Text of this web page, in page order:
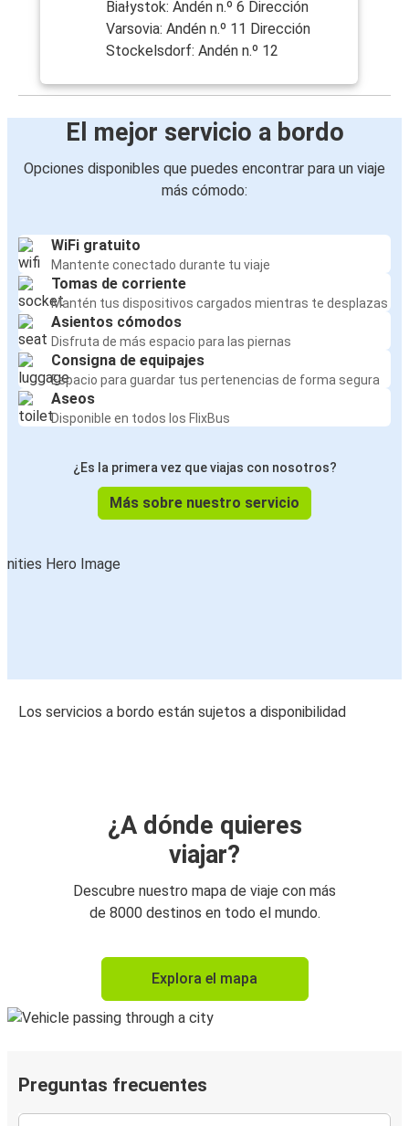
Białystok: Andén n.º 6 Dirección
Varsovia: Andén n.º 11 Dirección
Stockelsdorf: Andén n.º 12
El mejor servicio a bordo
Opciones disponibles que puedes encontrar para un viaje
más cómodo:
WiFi gratuito
Mantente conectado durante tu viaje
Tomas de corriente
Mantén tus dispositivos cargados mientras te desplazas
Asientos cómodos
Disfruta de más espacio para las piernas
Consigna de equipajes
Espacio para guardar tus pertenencias de forma segura
Aseos
Disponible en todos los FlixBus
¿Es la primera vez que viajas con nosotros?
Más sobre nuestro servicio
Los servicios a bordo están sujetos a disponibilidad
¿A dónde quieres
viajar?
Descubre nuestro mapa de viaje con más
de 8000 destinos en todo el mundo.
Explora el mapa
Preguntas frecuentes